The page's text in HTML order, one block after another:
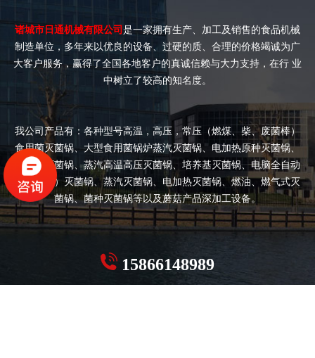
诸城市日通机械有限公司 是一家拥有生产、加工及销售的食品机械
制造单位，多年来以优良的设备、过硬的质、合理的价格竭诚为广
大客户服务，赢得了全国各地客户的真诚信赖与大力支持，在行 业
中树立了较高的知名度。
我公司产品有：各种型号高温，高压，常压（燃煤、柴、废菌棒）
食用菌灭菌锅、大型食用菌锅炉蒸汽灭菌锅、电加热原种灭菌锅、
双开门灭菌锅、蒸汽高温高压灭菌锅、培养基灭菌锅、电脑全自动
（半自动）灭菌锅、蒸汽灭菌锅、电加热灭菌锅、燃油、燃气式灭
菌锅、菌种灭菌锅等以及蘑菇产品深加工设备。
15866148989